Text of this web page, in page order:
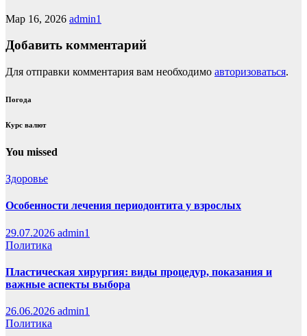
Мар 16, 2026 admin1
Добавить комментарий
Для отправки комментария вам необходимо авторизоваться.
Погода
Курс валют
You missed
Здоровье
Особенности лечения периодонтита у взрослых
29.07.2026 admin1
Политика
Пластическая хирургия: виды процедур, показания и
важные аспекты выбора
26.06.2026 admin1
Политика